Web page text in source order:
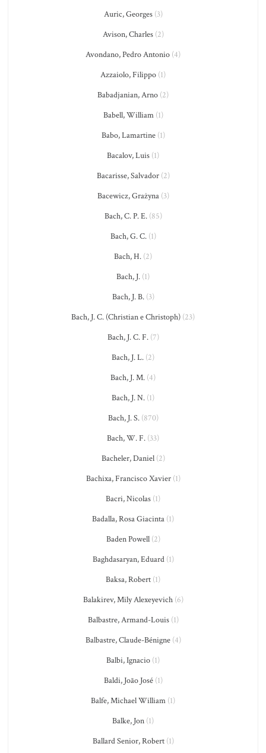
Auric, Georges(3)
Avison, Charles(2)
Avondano, Pedro Antonio (4)
Azzaiolo, Filippo (1)
Babadjanian, Arno (2)
Babell, William(1)
Babo, Lamartine(1)
Bacalov, Luis (1)
Bacarisse, Salvador(2)
Bacewicz, Grażyna(3)
Bach, C. P. E.(85)
Bach, G. C.(1)
Bach, H. (2)
Bach, J. (1)
Bach, J. B.(3)
Bach, J. C. (Christian e Christoph) (23)
Bach, J. C. F.(7)
Bach, J. L. (2)
Bach, J. M. (4)
Bach, J. N. (1)
Bach, J. S.(870)
Bach, W. F. (33)
Bacheler, Daniel(2)
Bachixa, Francisco Xavier(1)
Bacri, Nicolas (1)
Badalla, Rosa Giacinta (1)
Baden Powell(2)
Baghdasaryan, Eduard(1)
Baksa, Robert (1)
Balakirev, Mily Alexeyevich(6)
Balbastre, Armand-Louis(1)
Balbastre, Claude-Bénigne(4)
Balbi, Ignacio (1)
Baldi, João José(1)
Balfe, Michael William (1)
Balke, Jon (1)
Ballard Senior, Robert(1)